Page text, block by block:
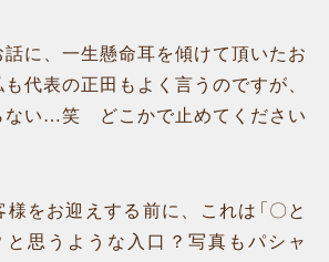
に、一生懸命耳を傾けて頂いたお
代表の正田もよく言うのですが、
ない…笑 どこかで止めてください
をお迎えする前に、これは「〇と
と思うような入口？写真もパシャ